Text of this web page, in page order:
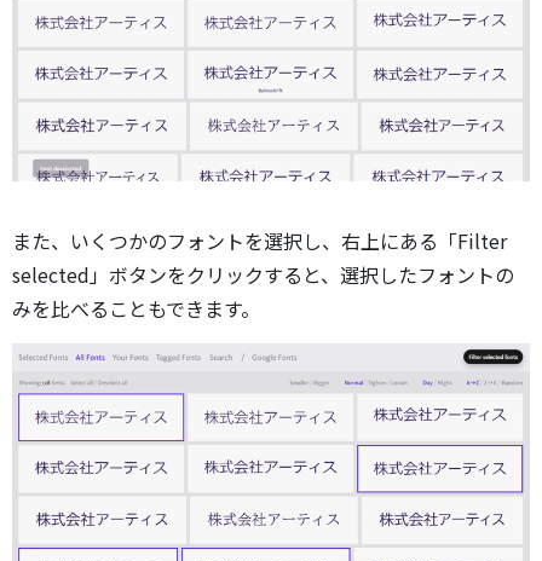
また、いくつかのフォントを選択し、右上にある「Filter
selected」ボタンをクリックすると、選択したフォントの
みを比べることもできます。